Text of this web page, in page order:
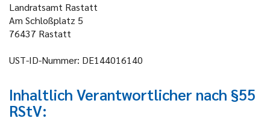
Landratsamt Rastatt
Am Schloßplatz 5
76437 Rastatt
UST-ID-Nummer: DE144016140
Inhaltlich Verantwortlicher nach §55
RStV: